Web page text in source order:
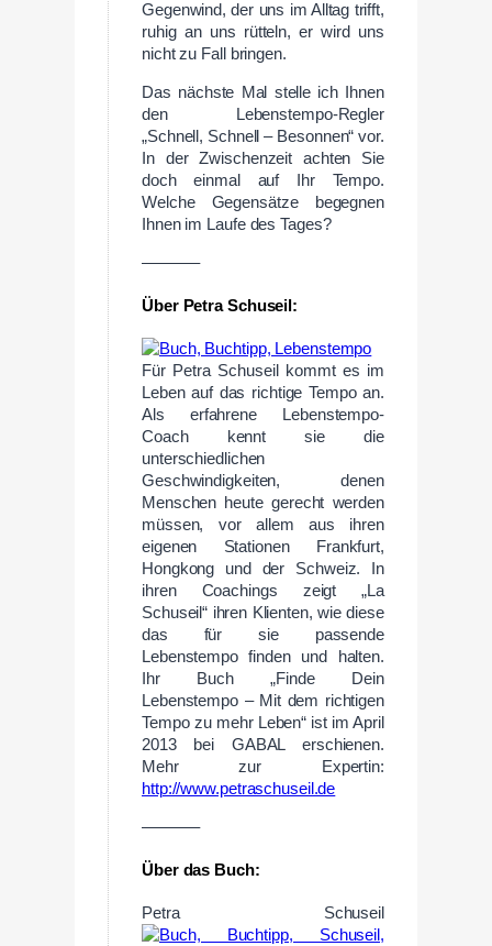
Gegenwind, der uns im Alltag trifft,
ruhig an uns rütteln, er wird uns
nicht zu Fall bringen.
Das nächste Mal stelle ich Ihnen
den Lebenstempo-Regler
„Schnell, Schnell – Besonnen“ vor.
In der Zwischenzeit achten Sie
doch einmal auf Ihr Tempo.
Welche Gegensätze begegnen
Ihnen im Laufe des Tages?
———–
Über Petra Schuseil:
Für Petra Schuseil kommt es im
Leben auf das richtige Tempo an.
Als erfahrene Lebenstempo-
Coach kennt sie die
unterschiedlichen
Geschwindigkeiten, denen
Menschen heute gerecht werden
müssen, vor allem aus ihren
eigenen Stationen Frankfurt,
Hongkong und der Schweiz. In
ihren Coachings zeigt „La
Schuseil“ ihren Klienten, wie diese
das für sie passende
Lebenstempo finden und halten.
Ihr Buch „Finde Dein
Lebenstempo – Mit dem richtigen
Tempo zu mehr Leben“ ist im April
2013 bei GABAL erschienen.
Mehr zur Expertin:
http://www.petraschuseil.de
———–
Über das Buch:
Petra Schuseil